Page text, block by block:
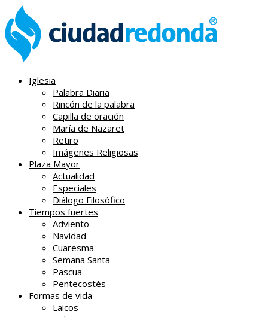
Iglesia
Palabra Diaria
Rincón de la palabra
Capilla de oración
María de Nazaret
Retiro
Imágenes Religiosas
Plaza Mayor
Actualidad
Especiales
Diálogo Filosófico
Tiempos fuertes
Adviento
Navidad
Cuaresma
Semana Santa
Pascua
Pentecostés
Formas de vida
Laicos